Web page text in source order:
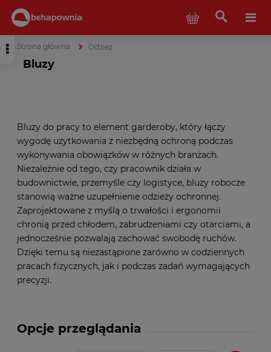
Strona główna Odzież
Bluzy
Opcje przeglądania
Bluzy do pracy to element garderoby, który łączy
wygodę użytkowania z niezbędną ochroną podczas
wykonywania obowiązków w różnych branżach.
Niezależnie od tego, czy pracownik działa w
budownictwie, przemyśle czy logistyce, bluzy robocze
stanowią ważne uzupełnienie odzieży ochronnej.
Zaprojektowane z myślą o trwałości i ergonomii
chronią przed chłodem, zabrudzeniami czy otarciami, a
jednocześnie pozwalają zachować swobodę ruchów.
Dzięki temu są niezastąpione zarówno w codziennych
pracach fizycznych, jak i podczas zadań wymagających
precyzji.